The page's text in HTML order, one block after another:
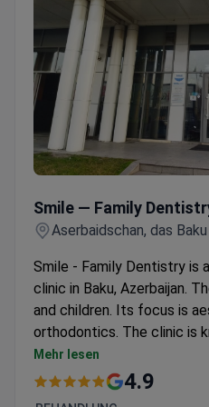
Smile — Family
Aserbaidschan, das Baku
Smile - Family Dentistry is
clinic in Baku, Azerbaijan.
and children. Its focus is
orthodontics. The clinic is
that models treatment
The team includes eight
Mehr lesen
4.9